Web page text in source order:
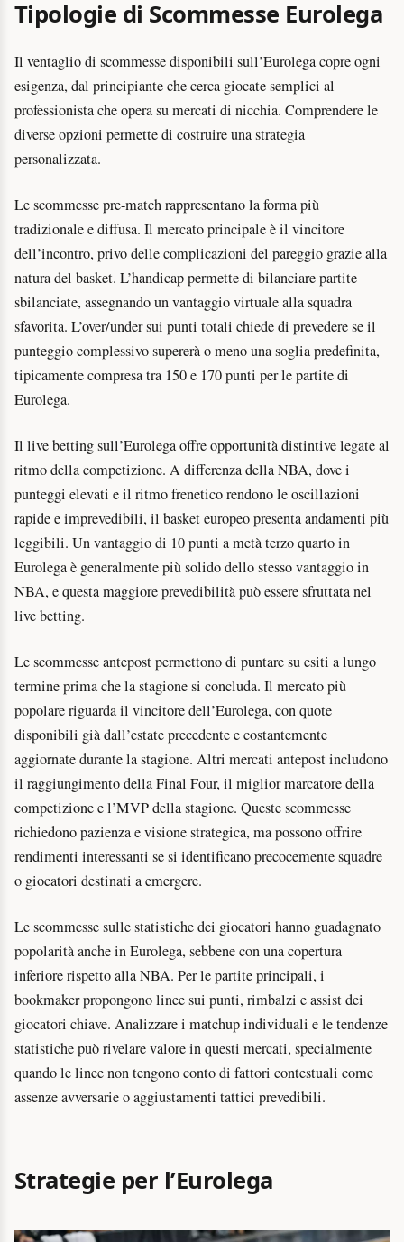
Tipologie di Scommesse Eurolega
Il ventaglio di scommesse disponibili sull’Eurolega copre ogni
esigenza, dal principiante che cerca giocate semplici al
professionista che opera su mercati di nicchia. Comprendere le
diverse opzioni permette di costruire una strategia
personalizzata.
Le scommesse pre-match rappresentano la forma più
tradizionale e diffusa. Il mercato principale è il vincitore
dell’incontro, privo delle complicazioni del pareggio grazie alla
natura del basket. L’handicap permette di bilanciare partite
sbilanciate, assegnando un vantaggio virtuale alla squadra
sfavorita. L’over/under sui punti totali chiede di prevedere se il
punteggio complessivo supererà o meno una soglia predefinita,
tipicamente compresa tra 150 e 170 punti per le partite di
Eurolega.
Il live betting sull’Eurolega offre opportunità distintive legate al
ritmo della competizione. A differenza della NBA, dove i
punteggi elevati e il ritmo frenetico rendono le oscillazioni
rapide e imprevedibili, il basket europeo presenta andamenti più
leggibili. Un vantaggio di 10 punti a metà terzo quarto in
Eurolega è generalmente più solido dello stesso vantaggio in
NBA, e questa maggiore prevedibilità può essere sfruttata nel
live betting.
Le scommesse antepost permettono di puntare su esiti a lungo
termine prima che la stagione si concluda. Il mercato più
popolare riguarda il vincitore dell’Eurolega, con quote
disponibili già dall’estate precedente e costantemente
aggiornate durante la stagione. Altri mercati antepost includono
il raggiungimento della Final Four, il miglior marcatore della
competizione e l’MVP della stagione. Queste scommesse
richiedono pazienza e visione strategica, ma possono offrire
rendimenti interessanti se si identificano precocemente squadre
o giocatori destinati a emergere.
Le scommesse sulle statistiche dei giocatori hanno guadagnato
popolarità anche in Eurolega, sebbene con una copertura
inferiore rispetto alla NBA. Per le partite principali, i
bookmaker propongono linee sui punti, rimbalzi e assist dei
giocatori chiave. Analizzare i matchup individuali e le tendenze
statistiche può rivelare valore in questi mercati, specialmente
quando le linee non tengono conto di fattori contestuali come
assenze avversarie o aggiustamenti tattici prevedibili.
Strategie per l’Eurolega